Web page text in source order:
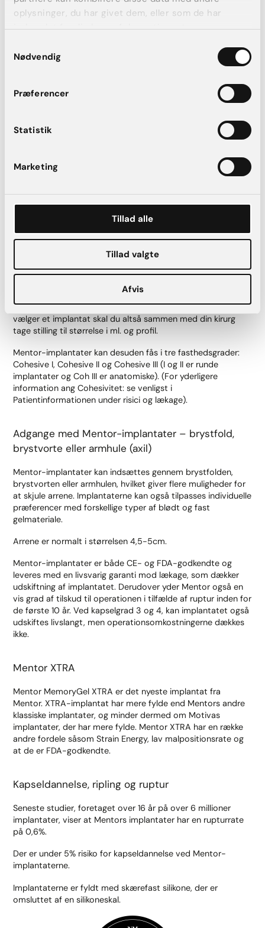
oplysninger, du har givet dem, eller som de har
indsamlet fra din brug af deres tjenester.
Nødvendig
Præferencer
Statistik
Marketing
Tillad alle
Tillad valgte
Afvis
. De er blevet brugt i over 100
lande siden 2001, og er tilgængelige i forskellige former og
anatomiske (dråbeformede) implantater. Vi tilbyder desuden
Mentor XTRA-implantater, som er det nyeste implantat i
Størrelser, profiler og fasthedsgrader
Du kan få Mentor-implantater i størrelser fra 100 ml. til 800
ml. og med både glat og tekstureret overflade.
Mentor-implantater har 5 profiler for runde implantater,
herunder Moderate, Moderate Plus, High og Ultra High og 9
profiler for anatomiske implantater. Implantatets profil
bestemmer hvor meget implantatet strutter udad. Når du
vælger et implantat skal du altså sammen med din kirurg
tage stilling til størrelse i ml. og profil.
Mentor-implantater kan desuden fås i tre fasthedsgrader:
Cohesive I, Cohesive II og Cohesive III (I og II er runde
implantater og Coh III er anatomiske). (For yderligere
information ang Cohesivitet: se venligst i
Patientinformationen under risici og lækage).
Adgange med Mentor-implantater – brystfold,
brystvorte eller armhule (axil)
Mentor-implantater kan indsættes gennem brystfolden,
brystvorten eller armhulen, hvilket giver flere muligheder for
at skjule arrene. Implantaterne kan også tilpasses individuelle
præferencer med forskellige typer af blødt og fast
gelmateriale.
Arrene er normalt i størrelsen 4,5-5cm.
Mentor-implantater er både CE- og FDA-godkendte og
leveres med en livsvarig garanti mod lækage, som dækker
udskiftning af implantatet. Derudover yder Mentor også en
vis grad af tilskud til operationen i tilfælde af ruptur inden for
de første 10 år. Ved kapselgrad 3 og 4, kan implantatet også
udskiftes livslangt, men operationsomkostningerne dækkes
ikke.
Mentor XTRA
Mentor MemoryGel XTRA er det nyeste implantat fra
Mentor. XTRA-implantat har mere fylde end Mentors andre
klassiske implantater, og minder dermed om Motivas
implantater, der har mere fylde. Mentor XTRA har en række
andre fordele såsom Strain Energy, lav malpositionsrate og
at de er FDA-godkendte.
Kapseldannelse, ripling og ruptur
Seneste studier, foretaget over 16 år på over 6 millioner
implantater, viser at Mentors implantater har en rupturrate
på 0,6%.
Der er under 5% risiko for kapseldannelse ved Mentor-
implantaterne.
Implantaterne er fyldt med skærefast silikone, der er
omsluttet af en silikoneskal.